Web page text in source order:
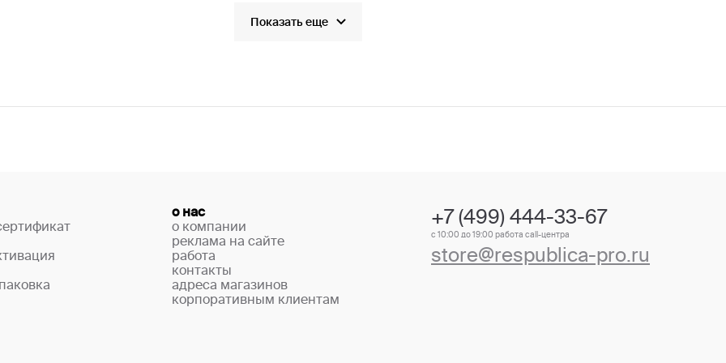
Показать еще
о нас
о компании
реклама на сайте
работа
контакты
адреса магазинов
корпоративным клиентам
+7 (499) 444-33-67
с 10:00 до 19:00 работа call-центра
store@respublica-pro.ru